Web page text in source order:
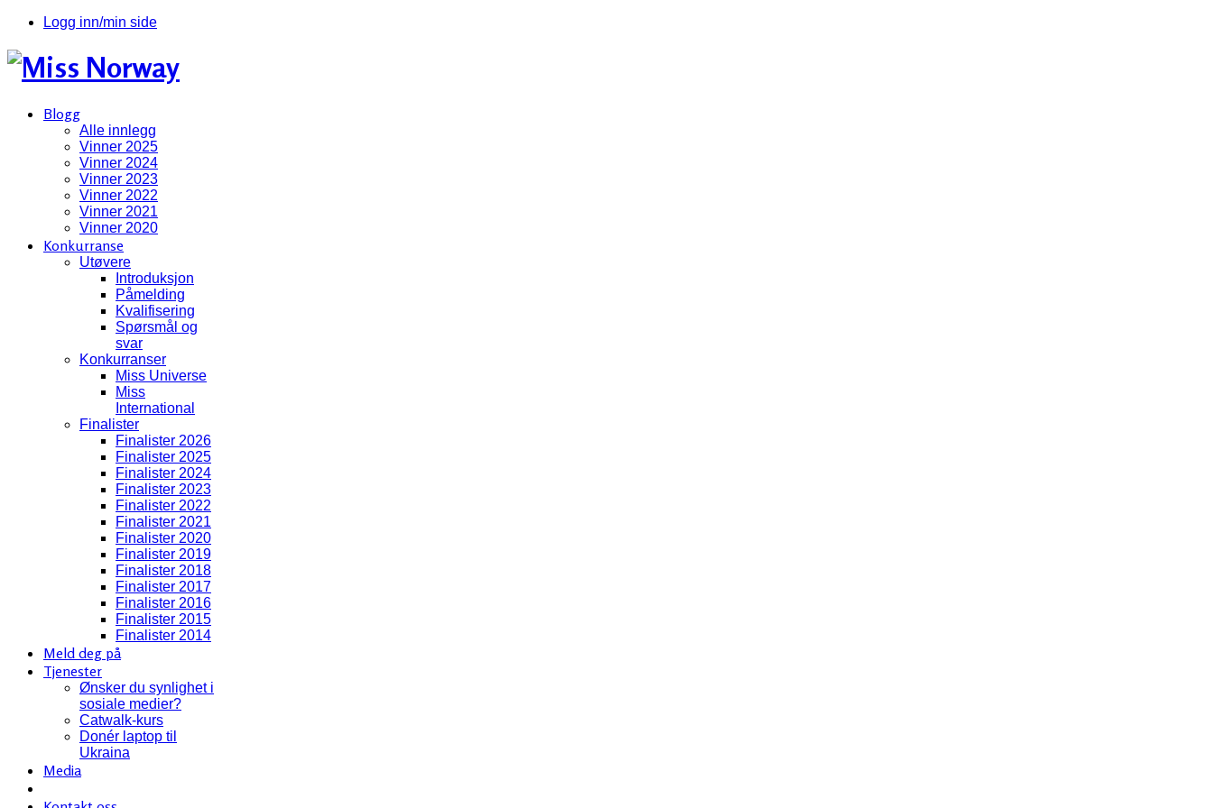
Logg inn/min side
Blogg
Alle innlegg
Vinner 2025
Vinner 2024
Vinner 2023
Vinner 2022
Vinner 2021
Vinner 2020
Konkurranse
Utøvere
Introduksjon
Påmelding
Kvalifisering
Spørsmål og
svar
Konkurranser
Miss Universe
Miss
International
Finalister
Finalister 2026
Finalister 2025
Finalister 2024
Finalister 2023
Finalister 2022
Finalister 2021
Finalister 2020
Finalister 2019
Finalister 2018
Finalister 2017
Finalister 2016
Finalister 2015
Finalister 2014
Meld deg på
Tjenester
Ønsker du synlighet i
sosiale medier?
Catwalk-kurs
Donér laptop til
Ukraina
Media